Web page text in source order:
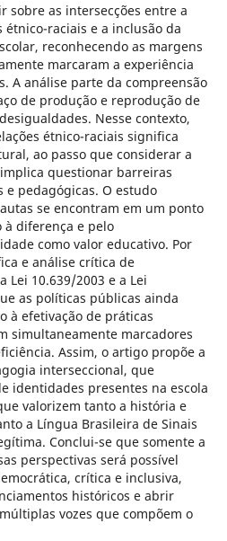
sobre as intersecções entre a
étnico-raciais e a inclusão da
reconhecendo as margens
marcaram a experiência
A análise parte da compreensão
de produção e reprodução de
Nesse contexto,
étnico-raciais significa
ao passo que considerar a
questionar barreiras
pedagógicas. O estudo
se encontram em um ponto
diferença e pelo
como valor educativo. Por
e análise crítica de
Lei 10.639/2003 e a Lei
as políticas públicas ainda
à efetivação de práticas
simultaneamente marcadores
Assim, o artigo propõe a
interseccional, que
identidades presentes na escola
valorizem tanto a história e
a Língua Brasileira de Sinais
Conclui-se que somente a
perspectivas será possível
crítica e inclusiva,
históricos e abrir
vozes que compõem o